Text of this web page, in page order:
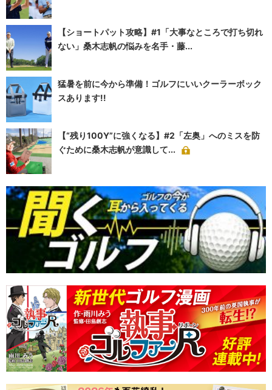
【ショートパット攻略】#1「大事なところで打ち切れ
ない」桑木志帆の悩みを名手・藤...
猛暑を前に今から準備！ゴルフにいいクーラーボック
スあります!!
【“残り100Y”に強くなる】#2「左奥」へのミスを防
ぐために桑木志帆が意識して...